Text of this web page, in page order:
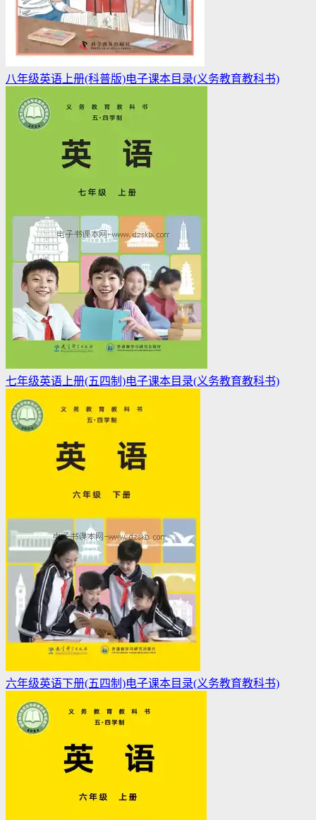
八年级英语上册(科普版)电子课本目录(义务教育教科书)
七年级英语上册(五四制)电子课本目录(义务教育教科书)
六年级英语下册(五四制)电子课本目录(义务教育教科书)